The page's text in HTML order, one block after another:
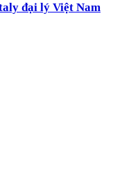
đại lý Việt Nam